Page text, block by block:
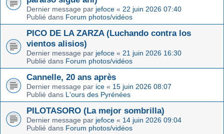
Dernier message par jefoce « 22 juin 2026 07:40
Publié dans Forum photos/vidéos
PICO DE LA ZARZA (Luchando contra los
vientos alisios)
Dernier message par jefoce « 21 juin 2026 16:30
Publié dans Forum photos/vidéos
Cannelle, 20 ans après
Dernier message par ice « 15 juin 2026 08:07
Publié dans L'ours des Pyrénées
PILOTASORO (La mejor sombrilla)
Dernier message par jefoce « 14 juin 2026 09:04
Publié dans Forum photos/vidéos